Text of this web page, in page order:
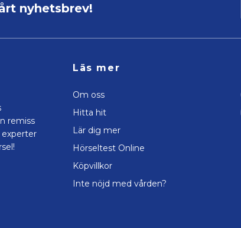
nyhetsbrev!
remiss
experter
Läs mer
Om oss
Hitta hit
Lär dig mer
Hörseltest Online
Köpvillkor
Inte nöjd med vården?